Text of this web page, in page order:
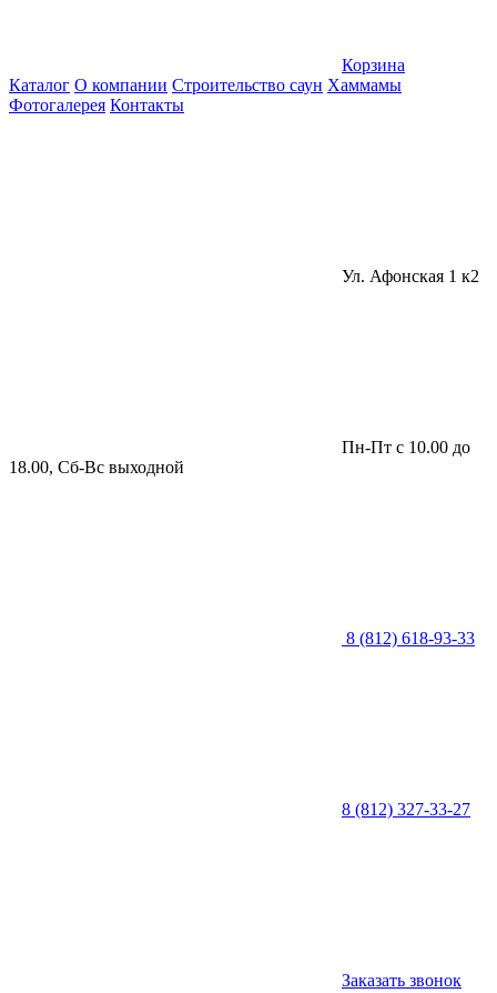
Корзина
Каталог О компании Строительство саун Хаммамы
Фотогалерея Контакты
Ул. Афонская 1 к2
Пн-Пт с 10.00 до
18.00, Сб-Вс выходной
8 (812) 618-93-33
8 (812) 327-33-27
Заказать звонок